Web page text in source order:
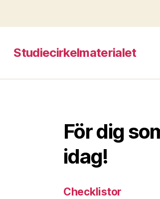
Studiecirkelmaterialet
För dig
idag!
Checklistor